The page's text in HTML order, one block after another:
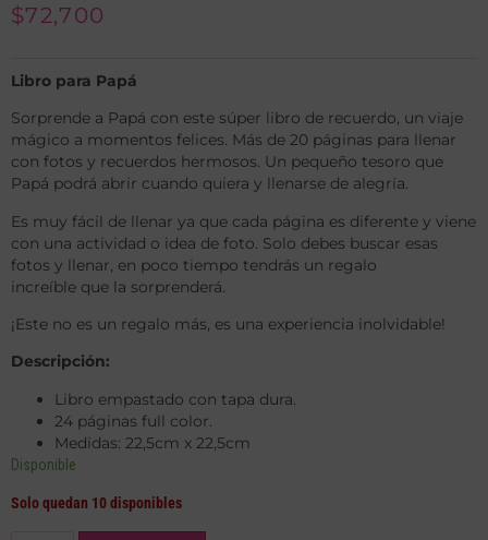
$72,700
Libro para Papá
Sorprende a Papá con este súper libro de recuerdo, un viaje
mágico a momentos felices. Más de 20 páginas para llenar
con fotos y recuerdos hermosos. Un pequeño tesoro que
Papá podrá abrir cuando quiera y llenarse de alegría.
Es muy fácil de llenar ya que cada página es diferente y viene
con una actividad o idea de foto. Solo debes buscar esas
fotos y llenar, en poco tiempo tendrás un regalo
increíble que la sorprenderá.
¡Este no es un regalo más, es una experiencia inolvidable!
Descripción:
Libro empastado con tapa dura.
24 páginas full color.
Medidas: 22,5cm x 22,5cm
Disponible
Solo quedan 10 disponibles